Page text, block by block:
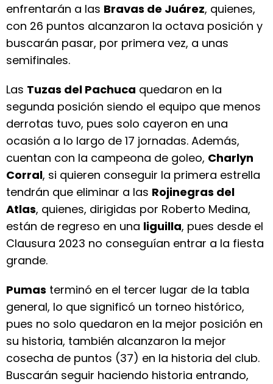
enfrentarán a las Bravas de Juárez, quienes,
con 26 puntos alcanzaron la octava posición y
buscarán pasar, por primera vez, a unas
semifinales.
Las Tuzas del Pachuca quedaron en la
segunda posición siendo el equipo que menos
derrotas tuvo, pues solo cayeron en una
ocasión a lo largo de 17 jornadas. Además,
cuentan con la campeona de goleo, Charlyn
Corral, si quieren conseguir la primera estrella
tendrán que eliminar a las Rojinegras del
Atlas, quienes, dirigidas por Roberto Medina,
están de regreso en una liguilla, pues desde el
Clausura 2023 no conseguían entrar a la fiesta
grande.
Pumas terminó en el tercer lugar de la tabla
general, lo que significó un torneo histórico,
pues no solo quedaron en la mejor posición en
su historia, también alcanzaron la mejor
cosecha de puntos (37) en la historia del club.
Buscarán seguir haciendo historia entrando,